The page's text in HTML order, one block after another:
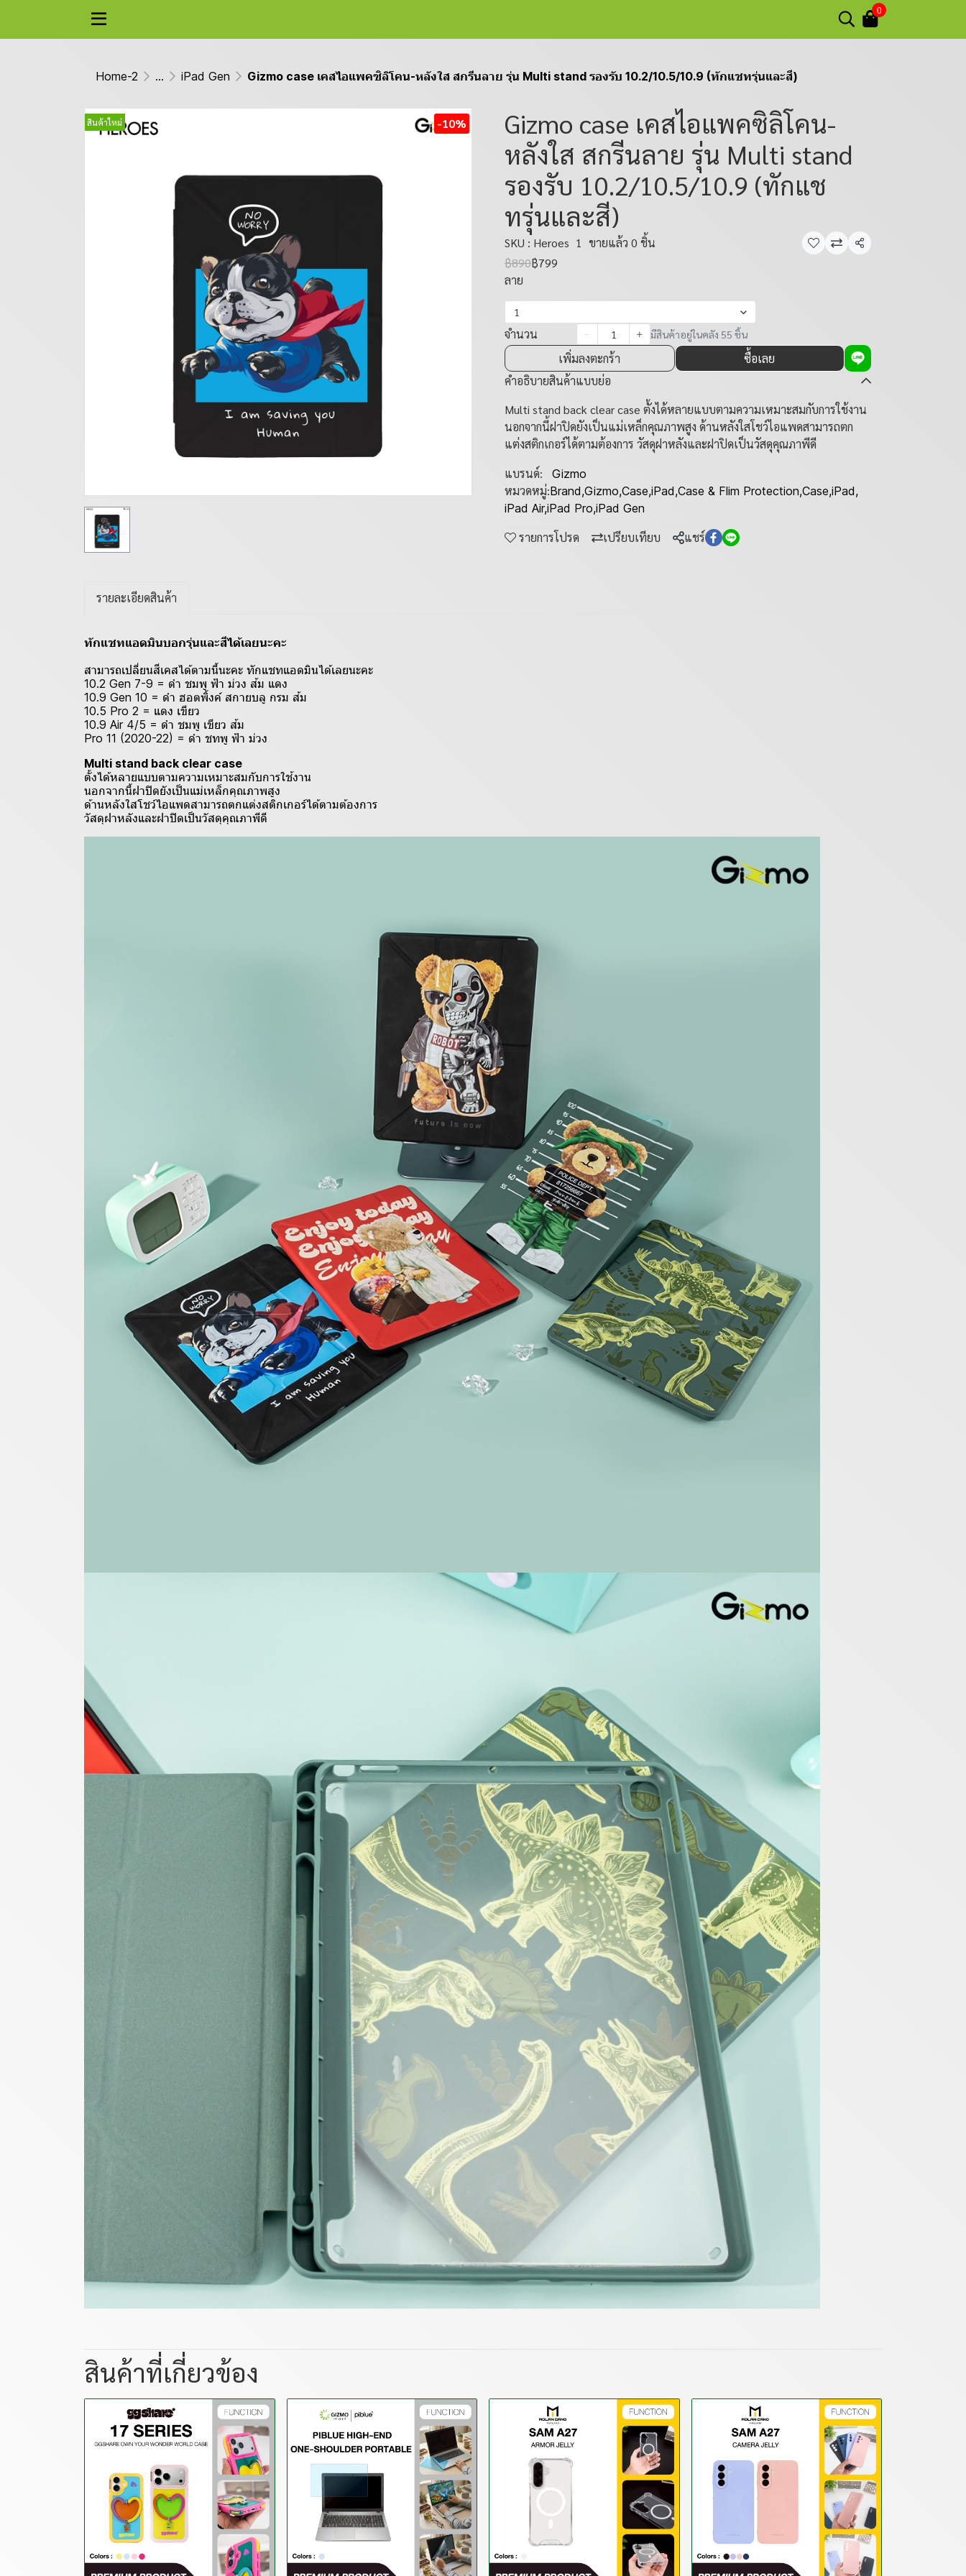
0
Home-2 ... iPad Gen Gizmo case เคสไอแพคซิลิโคน-หลังใส สกรีนลาย รุ่น Multi stand รองรับ 10.2/10.5/10.9 (ทักแชทรุ่นและสี)
สินค้าใหม่ -10%
Gizmo case เคสไอแพคซิลิโคน-
หลังใส สกรีนลาย รุ่น Multi stand
รองรับ 10.2/10.5/10.9 (ทักแช
ทรุ่นและสี)
SKU : Heroes 1 ขายแล้ว 0 ชิ้น
แชร์
฿890฿799
ลาย
1
จำนวน มีสินค้าอยู่ในคลัง 55 ชิ้น
เพิ่มลงตะกร้า
ซื้อเลย
คำอธิบายสินค้าแบบย่อ
Multi stand back clear case ตั้งได้หลายแบบตามความเหมาะสมกับการใช้งาน
นอกจากนี้ฝาปิดยังเป็นแม่เหล็กคุณภาพสูง ด้านหลังใสโชว์ไอแพดสามารถตก
แต่งสติกเกอร์ได้ตามต้องการ วัสดุฝาหลังและฝาปิดเป็นวัสดุคุณภาพีดี
แบรนด์:
Gizmo
หมวดหมู่:Brand,Gizmo,Case,iPad,Case & Flim Protection,Case,iPad,
iPad Air,iPad Pro,iPad Gen
รายการโปรด เปรียบเทียบ แชร์
รายละเอียดสินค้า
ทักแชทแอดมินบอกรุ่นและสีได้เลยนะคะ
สามารถเปลี่ยนสีเคสได้ตามนี้นะคะ ทักแชทแอดมินได้เลยนะคะ
10.2 Gen 7-9 = ดำ ชมพู ฟ้า ม่วง ส้ม แดง
10.9 Gen 10 = ดำ ฮอตพิ้งค์ สกายบลู กรม ส้ม
10.5 Pro 2 = แดง เขียว
10.9 Air 4/5 = ดำ ชมพู เขียว ส้ม
Pro 11 (2020-22) = ดำ ชทพู ฟ้า ม่วง
Multi stand back clear case
ตั้งได้หลายแบบตามความเหมาะสมกับการใช้งาน
นอกจากนี้ฝาปิดยังเป็นแม่เหล็กคุณภาพสูง
ด้านหลังใสโชว์ไอแพดสามารถตกแต่งสติกเกอร์ได้ตามต้องการ
วัสดุฝาหลังและฝาปิดเป็นวัสดุคุณภาพีดี
สินค้าที่เกี่ยวข้อง